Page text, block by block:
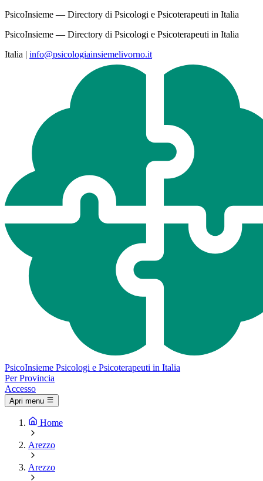
PsicoInsieme — Directory di Psicologi e Psicoterapeuti in Italia
PsicoInsieme — Directory di Psicologi e Psicoterapeuti in Italia
Italia | info@psicologiainsiemelivorno.it
PsicoInsieme Psicologi e Psicoterapeuti in Italia
Per Provincia
Accesso
Apri menu
Home
Arezzo
Arezzo